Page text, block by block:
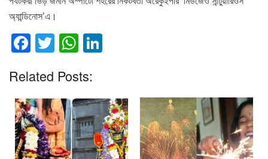
অ্যান্ডিনোস’এ।
F
c
e
b
o
T
tt
er
W
at
s
A
p
e
dI
n
Related Posts: